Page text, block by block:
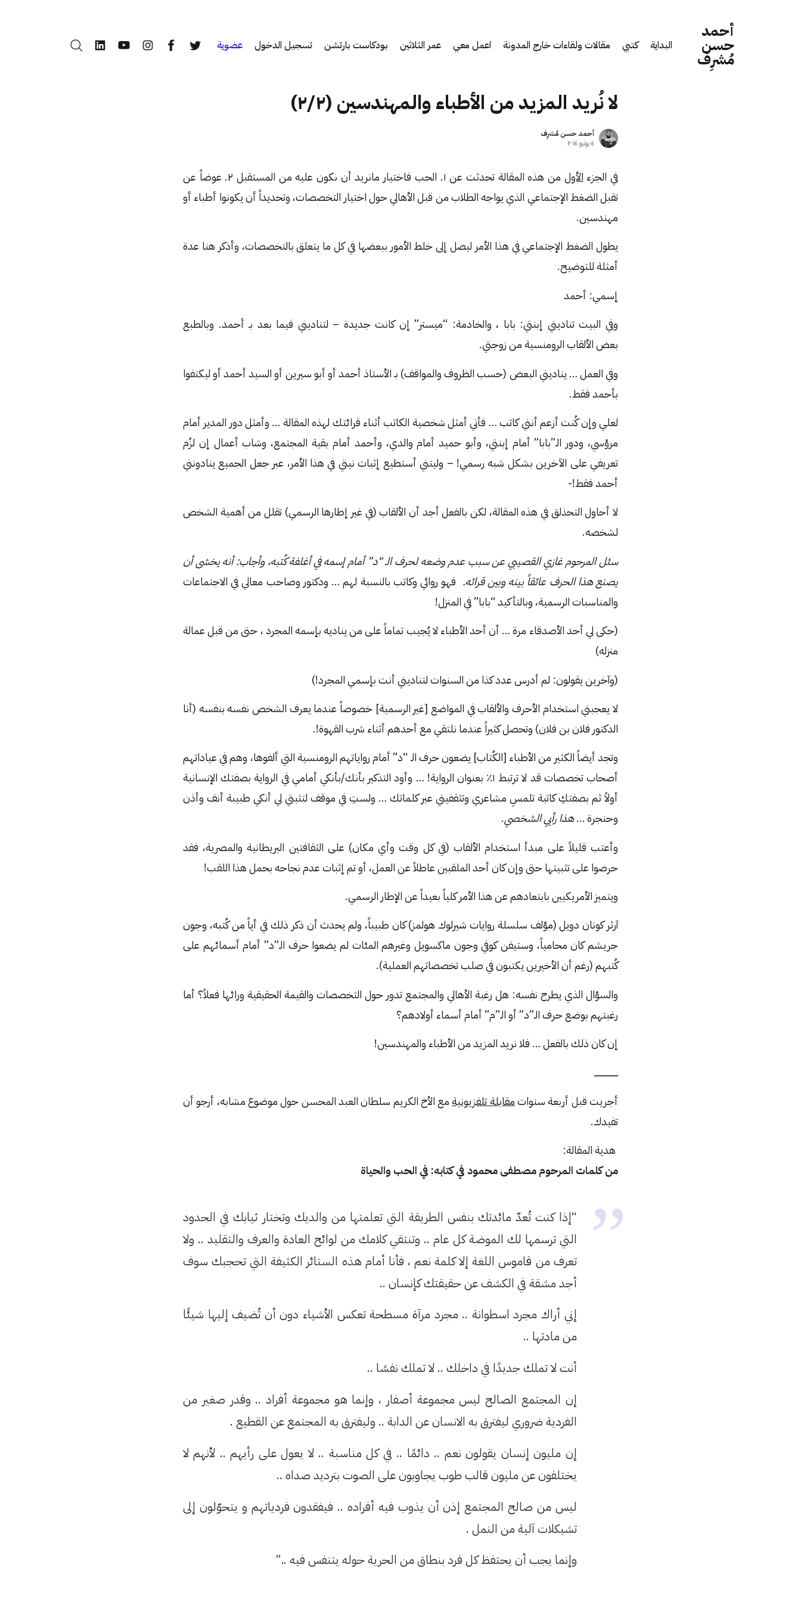
أحمد
حسن
مُشرِف
البداية كتبي مقالات ولقاءات خارج المدونة اعمل معي عمر الثلاثين بودكاست بارتشن تسجيل الدخول عضوية
لا نُريد المزيد من الأطباء والمهندسين (٢/٢)
أحمد حسن مُشرِف
٤ يونيو ٢٠١٤
في الجزء الأول
من هذه المقالة تحدثت عن ١. الحب فاختيار مانريد أن نكون عليه من المستقبل ٢. عوضاً عن
تقبل الضغط الإجتماعي الذي يواجه الطلاب من قبل الأهالي حول اختيار التخصصات، وتحديداً أن يكونوا أطباء أو
مهندسين.
يطول الضغط الإجتماعي في هذا الأمر ليصل إلى خلط الأمور ببعضها في كل ما يتعلق بالتخصصات، وأذكر هنا عدة
أمثلة للتوضيح.
إسمي: أحمد
وفي البيت تناديني إبنتي: بابا ، والخادمة: “ميستر” إن كانت جديدة – لتناديني فيما بعد بـ أحمد. وبالطبع
بعض الألقاب الرومنسية من زوجتي.
وفي العمل … يناديني البعض (حسب الظروف والمواقف) بـ الأستاذ أحمد أو أبو سيرين أو السيد أحمد أو ليكتفوا
بأحمد فقط.
لعلي وإن كُنت أزعم أنني كاتب … فأني أمثل شخصية الكاتب أثناء قرائتك لهذه المقالة … وأمثل دور المدير أمام
مرؤسي، ودور الـ”بابا” أمام إبنتي، وأبو حميد أمام والدي، وأحمد أمام بقية المجتمع، وشاب أعمال إن لزُم
تعريفي على الآخرين بشكل شبه رسمي! – وليتني أستطيع إثبات نيتي في هذا الأمر، عبر جعل الجميع ينادونني
أحمد فقط!-
لا أحاول التحذلق في هذه المقالة، لكن بالفعل أجد أن الألقاب (في غير إطارها الرسمي) تقلل من أهمية الشخص
لشخصه.
سئل المرحوم غازي القصيبي عن سبب عدم وضعه لحرف الـ “د” أمام إسمه في أغلفة كُتبه، وأجاب: أنه يخشى أن
يصنع هذا الحرف عائقاً بينه وبين قرائه. فهو روائي وكاتب بالنسبة لهم … ودكتور وصاحب معالي في الاجتماعات
والمناسبات الرسمية، وبالتأكيد “بابا” في المنزل!
(حكى لي أحد الأصدقاء مرة … أن أحد الأطباء لا يُجيب تماماً على من يناديه بإسمه المجرد ، حتى من قبل عمالة
منزله)
(وآخرين يقولون: لم أدرس عدد كذا من السنوات لتناديني أنت بإسمي المجرد!)
لا يعجبني استخدام الأحرف والألقاب في المواضع [غير الرسمية] خصوصاً عندما يعرف الشخص نفسه بنفسه (أنا
الدكتور فلان بن فلان) وتحصل كثيراً عندما نلتقي مع أحدهم أثناء شرب القهوة!.
وتجد أيضاً الكثير من الأطباء [الكُتاب] يضعون حرف الـ “د” أمام رواياتهم الرومنسية التي ألفوها، وهم في عياداتهم
أصحاب تخصصات قد لا ترتبط ١٪ بعنوان الرواية! … وأود التذكير بأنك/بأنكي أمامي في الرواية بصفتك الإنسانية
أولاً ثم بصفتكِ كاتبة تلمسِ مشاعري وتثقفيني عبر كلماتك … ولستِ في موقف لتثبتي لي أنكي طبيبة أنف وأذن
وحنجرة …هذا رأيي الشخصي.
وأعتب قليلاً على مبدأ استخدام الألقاب (في كل وقت وأي مكان) على الثقافتين البريطانية والمصرية، فقد
حرصوا على تثبيتها حتى وإن كان أحد الملقبين عاطلاً عن العمل، أو تم إثبات عدم نجاحه بحمل هذا اللقب!
ويتميز الأمريكيين بابتعادهم عن هذا الأمر كلياً بعيداً عن الإطار الرسمي.
آرثر كونان دويل (مؤلف سلسلة روايات شيرلوك هولمز) كان طبيباً، ولم يحدث أن ذكر ذلك في أياً من كُتبه، وجون
جريشم كان محامياً، وستيفن كوفي وجون ماكسويل وغيرهم المئات لم يضعوا حرف الـ”د” أمام أسمائهم على
كُتبهم (رغم أن الأخيرين يكتبون في صلب تخصصاتهم العملية).
والسؤال الذي يطرح نفسه: هل رغبة الأهالي والمجتمع تدور حول التخصصات والقيمة الحقيقية ورائها فعلاً؟ أما
رغبتهم بوضع حرف الـ”د” أو الـ”م” أمام أسماء أولادهم؟
إن كان ذلك بالفعل … فلا نريد المزيد من الأطباء والمهندسين!
ــــــــــــــــــــ
أجريت قبل أربعة سنواتمقابلة تلفزيونيةمع الأخ الكريم سلطان العبد المحسن حول موضوع مشابه، أرجو أن
تفيدك.
هدية المقالة:
من كلمات المرحوم مصطفى محمود في كتابه: في الحب والحياة
“إذا كنت تُعدّ مائدتك بنفس الطريقة التي تعلمتها من والديك وتختار ثيابك في الحدود
التي ترسمها لك الموضة كل عام .. وتنتقي كلامك من لوائح العادة والعرف والتقليد .. ولا
تعرف من قاموس اللغة إلا كلمة نعم ، فأنا أمام هذه الستائر الكثيفة التي تحجبك سوف
أجد مشقة في الكشف عن حقيقتك كإنسان ..
إني أراك مجرد اسطوانة .. مجرد مرآة مسطحة تعكس الأشياء دون أن تُضيف إليها شيئًا
من مادتها ..
أنت لا تملك جديدًا في داخلك .. لا تملك نفسًا ..
إن المجتمع الصالح ليس مجموعة أصفار ، وإنما هو مجموعة أفراد .. وقدر صغير من
الفردية ضروري ليفترق به الانسان عن الدابة .. وليفترق به المجتمع عن القطيع .
إن مليون إنسان يقولون نعم .. دائمًا .. في كل مناسبة .. لا يعول على رأيهم .. لأنهم لا
يختلفون عن مليون قالب طوب يجاوبون على الصوت بترديد صداه ..
ليس من صالح المجتمع إذن أن يذوب فيه أفراده .. فيفقدون فردياتهم و يتحوّلون إلى
تشيكلات آلية من النمل .
وإنما يجب أن يحتفظ كل فرد بنطاق من الحرية حوله يتنفس فيه ..”